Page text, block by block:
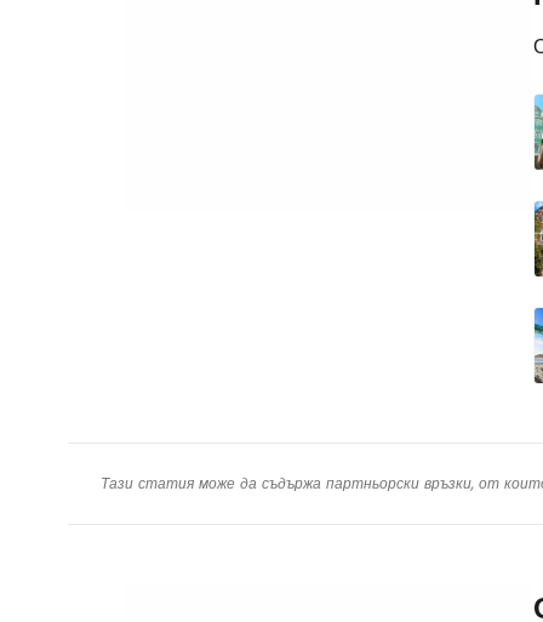
Тази статия може да съдържа партньорски връзки, от